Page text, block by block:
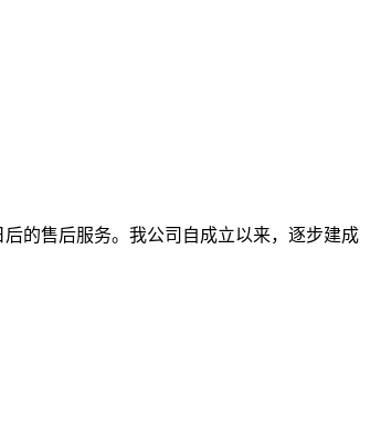
的售后服务。我公司自成立以来，逐步建成